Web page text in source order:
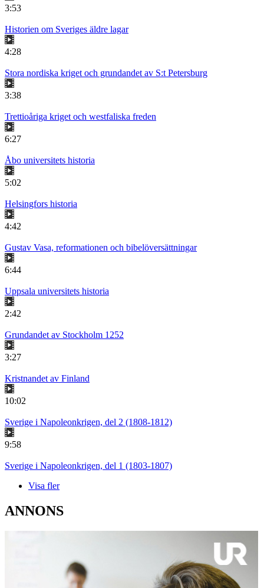
3:53
Historien om Sveriges äldre lagar
4:28
Stora nordiska kriget och grundandet av S:t Petersburg
3:38
Trettioåriga kriget och westfaliska freden
6:27
Åbo universitets historia
5:02
Helsingfors historia
4:42
Gustav Vasa, reformationen och bibelöversättningar
6:44
Uppsala universitets historia
2:42
Grundandet av Stockholm 1252
3:27
Kristnandet av Finland
10:02
Sverige i Napoleonkrigen, del 2 (1808-1812)
9:58
Sverige i Napoleonkrigen, del 1 (1803-1807)
Visa fler
ANNONS